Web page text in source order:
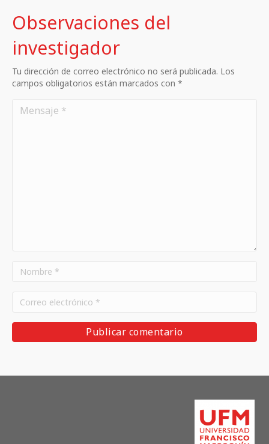
Observaciones del
investigador
Tu dirección de correo electrónico no será publicada. Los
campos obligatorios están marcados con *